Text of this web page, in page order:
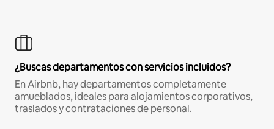
¿Buscas departamentos con servicios incluidos?
En Airbnb, hay departamentos completamente
amueblados, ideales para alojamientos corporativos,
traslados y contrataciones de personal.